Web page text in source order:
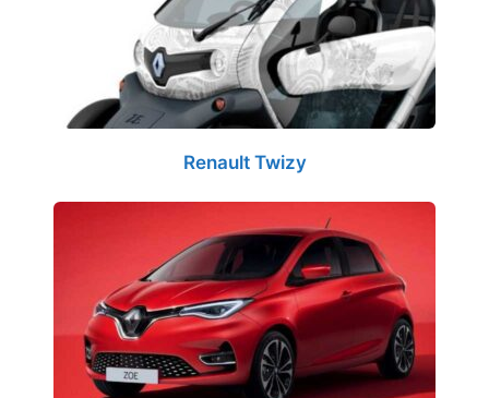
Renault Twizy